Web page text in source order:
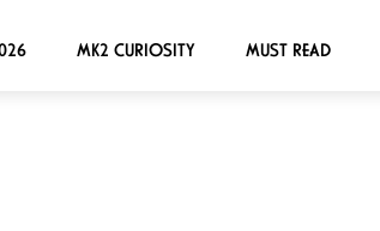
MK2 CURIOSITY MUST READ